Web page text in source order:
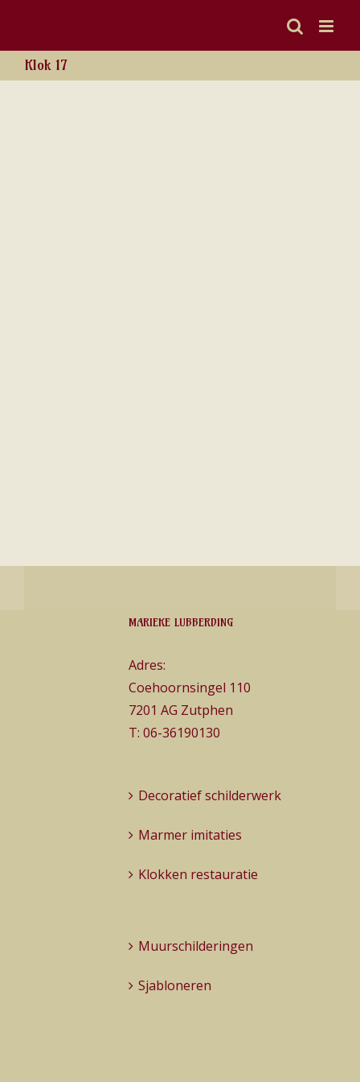
inhoudKlok 17
MARIEKE LUBBERDING
Adres:
Coehoornsingel 110
7201 AG Zutphen
T: 06-36190130
Decoratief schilderwerk
Marmer imitaties
Klokken restauratie
Muurschilderingen
Sjabloneren